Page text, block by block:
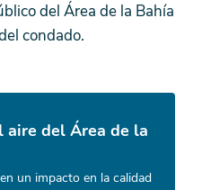
del Área de la Bahía
condado.
aire del Área de la
un impacto en la calidad